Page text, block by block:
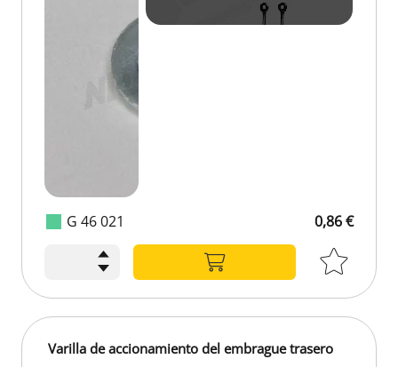
G 46 021 0,86 €
Varilla de accionamiento del embrague trasero